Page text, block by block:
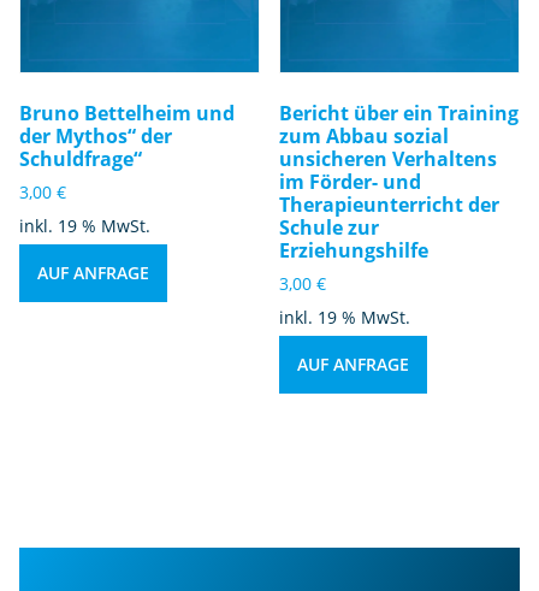
Bruno Bettelheim und
der Mythos“ der
Schuldfrage“
3,00 €
inkl. 19 % MwSt.
AUF ANFRAGE
Bericht über ein Training
zum Abbau sozial
unsicheren Verhaltens
im Förder- und
Therapieunterricht der
Schule zur
Erziehungshilfe
3,00€
inkl. 19 % MwSt.
AUF ANFRAGE